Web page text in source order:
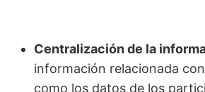
Centralización de la
información relacionada
como los datos de los